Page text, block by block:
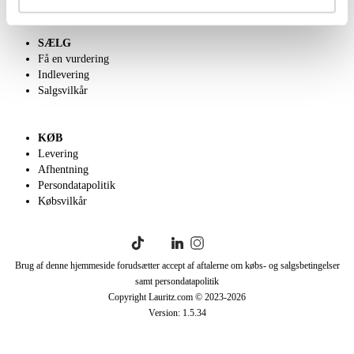
SÆLG
Få en vurdering
Indlevering
Salgsvilkår
KØB
Levering
Afhentning
Persondatapolitik
Købsvilkår
Brug af denne hjemmeside forudsætter accept af aftalerne om købs- og salgsbetingelser
samt persondatapolitik
Copyright Lauritz.com © 2023-2026
Version: 1.5.34